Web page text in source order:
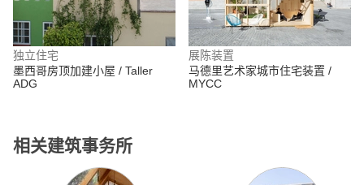
独立住宅
墨西哥房顶加建小屋 / Taller
ADG
相关建筑事务所
展陈装置
马德里艺术家城市住宅装置 /
MYCC